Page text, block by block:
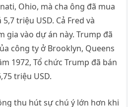
Ohio, mà cha ông đã mua
triệu USD. Cả Fred và
gia vào dự án này. Trump đã
công ty ở Brooklyn, Queens
1972, Tổ chức Trump đã bán
triệu USD.
thu hút sự chú ý lớn hơn khi